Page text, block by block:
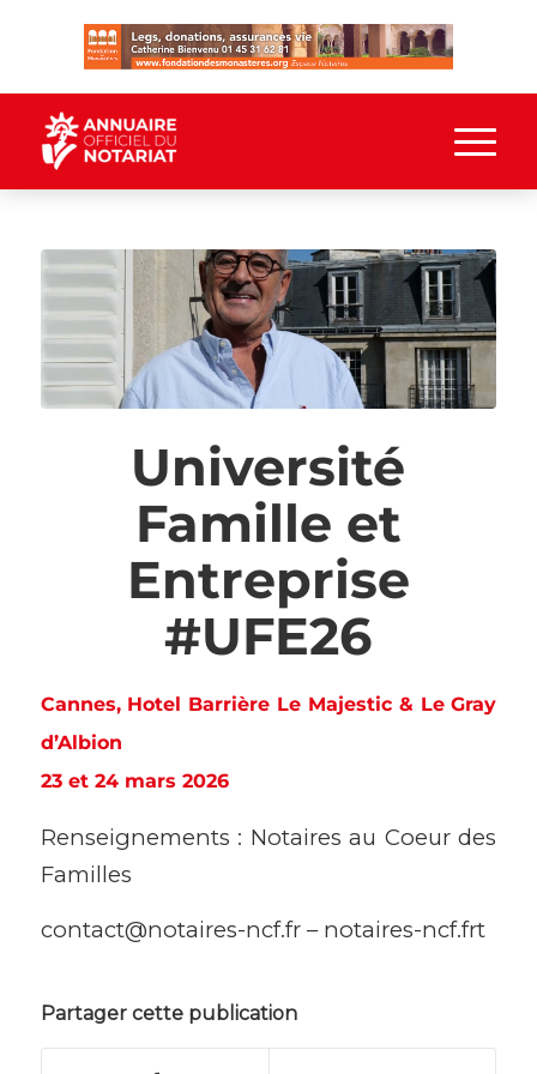
Université
Famille et
Entreprise
#UFE26
Cannes, Hotel Barrière Le Majestic & Le Gray
d’Albion
23 et 24 mars 2026
Renseignements : Notaires au Coeur des
Familles
contact@notaires-ncf.fr – notaires-ncf.frt
Partager cette publication